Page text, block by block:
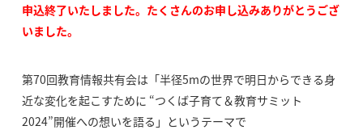
申込終了いたしました。たくさんのお申し込みありがとうござ
いました。
第70回教育情報共有会は「半径5mの世界で明日からできる身
近な変化を起こすために “つくば子育て＆教育サミット
2024”開催への想いを語る」というテーマで